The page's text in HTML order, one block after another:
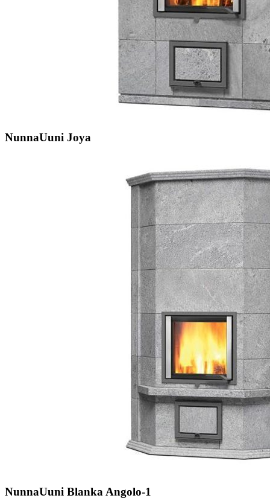
NunnaUuni Joya
NunnaUuni Blanka Angolo-1